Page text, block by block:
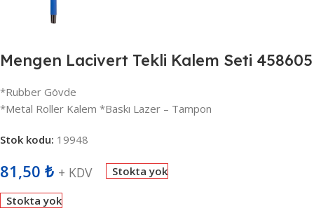
Mengen Lacivert Tekli Kalem Seti 458605
*Rubber Gövde
*Metal Roller Kalem *Baskı Lazer – Tampon
Stok kodu: 19948
81,50 ₺ + KDV Stokta yok
Stokta yok